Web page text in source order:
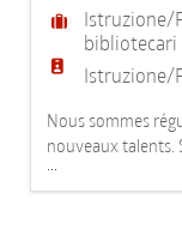
lavoro
il
CV
Login
Lingua
Istruzione/
bibliotecari
Istruzione/
Nous sommes
nouveaux talents.
des formations
HES) - Animateur
...